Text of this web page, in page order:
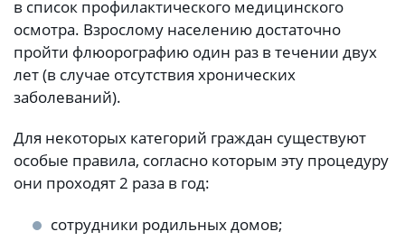
в список профилактического медицинского
осмотра. Взрослому населению достаточно
пройти флюорографию один раз в течении двух
лет (в случае отсутствия хронических
заболеваний).
Для некоторых категорий граждан существуют
особые правила, согласно которым эту процедуру
они проходят 2 раза в год:
сотрудники родильных домов;